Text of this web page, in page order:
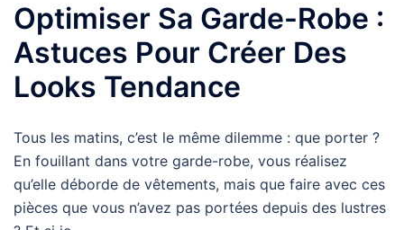
Optimiser Sa Garde-Robe :
Astuces Pour Créer Des
Looks Tendance
Tous les matins, c’est le même dilemme : que porter ?
En fouillant dans votre garde-robe, vous réalisez
qu’elle déborde de vêtements, mais que faire avec ces
pièces que vous n’avez pas portées depuis des lustres